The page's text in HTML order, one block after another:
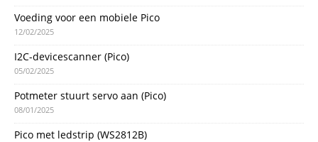
Voeding voor een mobiele Pico
12/02/2025
I2C-devicescanner (Pico)
05/02/2025
Potmeter stuurt servo aan (Pico)
08/01/2025
Pico met ledstrip (WS2812B)